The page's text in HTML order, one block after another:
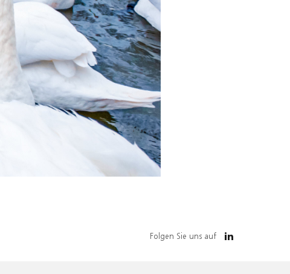
Folgen Sie uns auf